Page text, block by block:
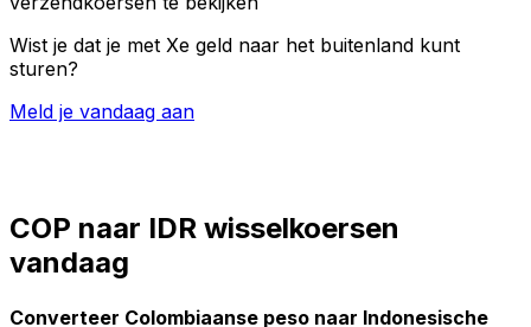
Wist je dat je met Xe geld naar het buitenland kunt
sturen?
Meld je vandaag aan
COP naar IDR wisselkoersen
vandaag
Converteer Colombiaanse peso naar Indonesische